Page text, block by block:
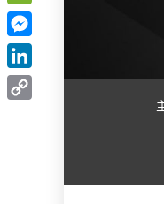
h
a
t
s
W
e
C
h
M
e
s
L
i